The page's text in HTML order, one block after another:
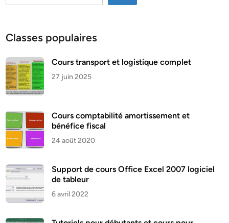
Classes populaires
Cours transport et logistique complet
27 juin 2025
Cours comptabilité amortissement et
bénéfice fiscal
24 août 2020
Support de cours Office Excel 2007 logiciel
de tableur
6 avril 2022